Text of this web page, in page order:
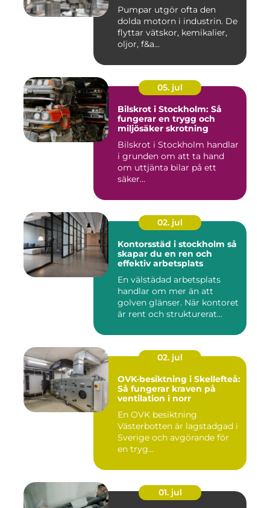
Pumpar utgör ofta den
dolda motorn i industrin. De
flyttar vätskor, kemikalier,
oljor, f&a...
05. jul
Bilskrot i Stockholm: Så
fungerar en trygg och
miljösäker skrotning
Bilskrot i Stockholm handlar
i grunden om att ta hand
om uttjänta bilar på ett
säker...
02. jul
Kontorsstäd i stockholm så
skapar du en ren och
effektiv arbetsplats
En välstädad arbetsplats
handlar om mer än att
golven glänser. När kontoret
är rent och strukturerat...
02. jul
OVK-besiktning i Skellefteå:
Så fungerar kraven på
ventilation i norr
En OVK besiktning
Västerbotten är lagstadgad i
Sverige och avgörande för
en tryg...
01. jul